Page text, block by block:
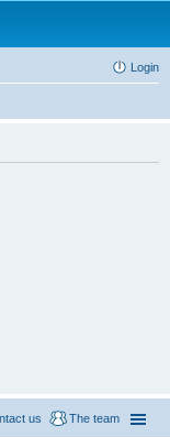
Login
The team
us